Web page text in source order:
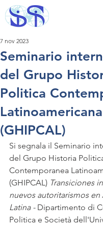
Seminario
del Grupo
Politica
Latinoamericana
(GHIPCAL)
7 nov 2023
Si segnala il Seminario
del Grupo Historia
Contemporanea
(GHIPCAL) Transiciones
nuevos autoritarismos en
Latina - Dipartimento di
Politica e Società